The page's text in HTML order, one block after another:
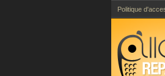
Politique